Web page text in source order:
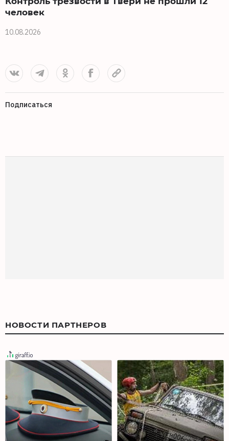
человек
10.08.2026
Подписаться
НОВОСТИ ПАРТНЕРОВ